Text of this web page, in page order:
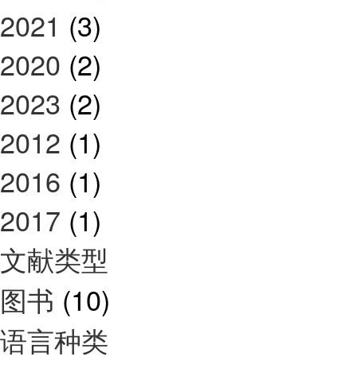
2021 (3)
2020 (2)
2023 (2)
2012 (1)
2016 (1)
2017 (1)
文献类型
图书 (10)
语言种类